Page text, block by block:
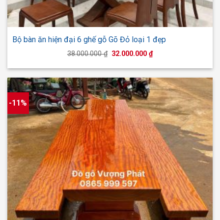
Bộ bàn ăn hiện đại 6 ghế gỗ Gõ Đỏ loại 1 đẹp
38.000.000₫ Giá
là:
32.000.000₫Giá
hiện
tại
32.000.000 ₫.
-11%